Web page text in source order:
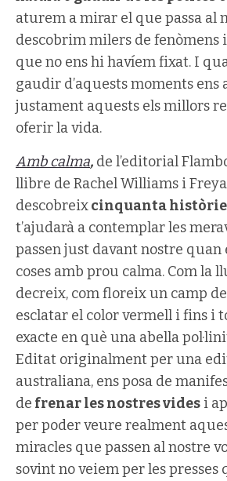
aturem a mirar el que passa al
descobrim milers de fenòmens
que no ens hi havíem fixat. I
gaudir d’aquests moments ens
justament aquests els millors
oferir la vida.
Amb calma, de l’editorial
llibre de Rachel Williams i
descobreixcinquanta
t’ajudarà a contemplar les
passen just davant nostre quan
coses amb prou calma. Com la
decreix, com floreix un camp
esclatar el color vermell i fins i
exacte en què una abella
Editat originalment per una
australiana, ens posa de
de frenar les nostres vides i
per poder veure realment
miracles que passen al nostre
sovint no veiem per les presses